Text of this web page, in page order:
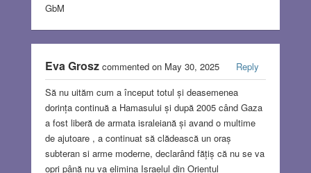
GbM
Eva Groszcommented on May 30, 2025
Reply
Să nu uităm cum a început totul și deasemenea
dorința continuă a Hamasului și după 2005 când Gaza
a fost liberă de armata israleiană și avand o multime
de ajutoare , a continuat să clădească un oraș
subteran si arme moderne, declarând fățiș că nu se va
opri până nu va elimina Israelul din Orientul